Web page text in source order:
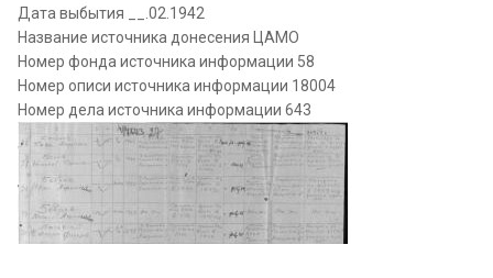
Дата выбытия __.02.1942
Название источника донесения ЦАМО
Номер фонда источника информации 58
Номер описи источника информации 18004
Номер дела источника информации 643